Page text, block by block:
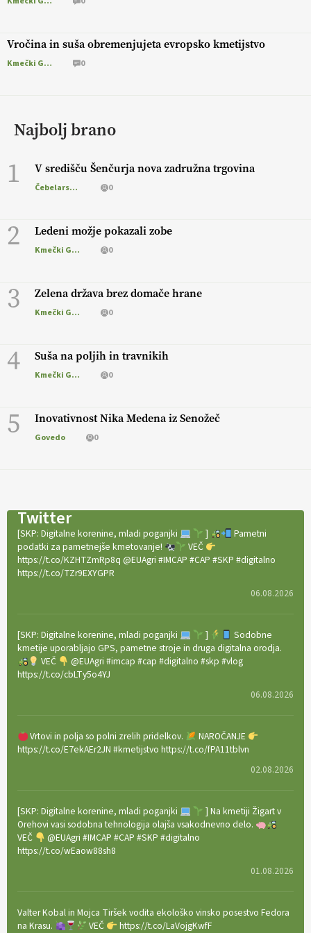
Vročina in suša obremenjujeta evropsko kmetijstvo
Kmečki Glas 0
Najbolj brano
1 V središču Šenčurja nova zadružna trgovina
Čebelarstvo 0
2 Ledeni možje pokazali zobe
Kmečki Glas 0
3 Zelena država brez domače hrane
Kmečki Glas 0
4 Suša na poljih in travnikih
Kmečki Glas 0
5 Inovativnost Nika Medena iz Senožeč
Govedo 0
Twitter
[SKP: Digitalne korenine, mladi poganjki ]
Pametni
podatki za pametnejše kmetovanje!
VEČ
https://t.co/KZHTZmRp8q @EUAgri #IMCAP #CAP #SKP #digitalno
https://t.co/TZr9EXYGPR
06.08.2026
[SKP: Digitalne korenine, mladi poganjki ]
Sodobne
kmetije uporabljajo GPS, pametne stroje in druga digitalna orodja.
VEČ
@EUAgri #imcap #cap #digitalno #skp #vlog
https://t.co/cbLTy5o4YJ
06.08.2026
Vrtovi in polja so polni zrelih pridelkov.
NAROČANJE
https://t.co/E7ekAEr2JN #kmetijstvo https://t.co/fPA11tblvn
02.08.2026
[SKP: Digitalne korenine, mladi poganjki
] Na kmetiji Žigart v
Orehovi vasi sodobna tehnologija olajša vsakodnevno delo.
VEČ
@EUAgri #IMCAP #CAP #SKP #digitalno
https://t.co/wEaow88sh8
01.08.2026
Valter Kobal in Mojca Tiršek vodita ekološko vinsko posestvo Fedora
na Krasu.
VEČ
https://t.co/LaVojgKwfF